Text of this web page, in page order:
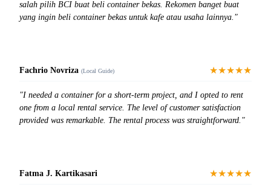
salah pilih BCI buat beli container bekas. Rekomen banget buat
yang ingin beli container bekas untuk kafe atau usaha lainnya."
Fachrio Novriza (Local Guide) ★★★★★
"I needed a container for a short-term project, and I opted to rent
one from a local rental service. The level of customer satisfaction
provided was remarkable. The rental process was straightforward."
Fatma J. Kartikasari ★★★★★